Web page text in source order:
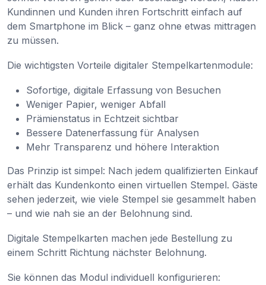
Kundinnen und Kunden ihren Fortschritt einfach auf
dem Smartphone im Blick – ganz ohne etwas mittragen
zu müssen.
Die wichtigsten Vorteile digitaler Stempelkartenmodule:
Sofortige, digitale Erfassung von Besuchen
Weniger Papier, weniger Abfall
Prämienstatus in Echtzeit sichtbar
Bessere Datenerfassung für Analysen
Mehr Transparenz und höhere Interaktion
Das Prinzip ist simpel: Nach jedem qualifizierten Einkauf
erhält das Kundenkonto einen virtuellen Stempel. Gäste
sehen jederzeit, wie viele Stempel sie gesammelt haben
– und wie nah sie an der Belohnung sind.
Digitale Stempelkarten machen jede Bestellung zu
einem Schritt Richtung nächster Belohnung.
Sie können das Modul individuell konfigurieren: